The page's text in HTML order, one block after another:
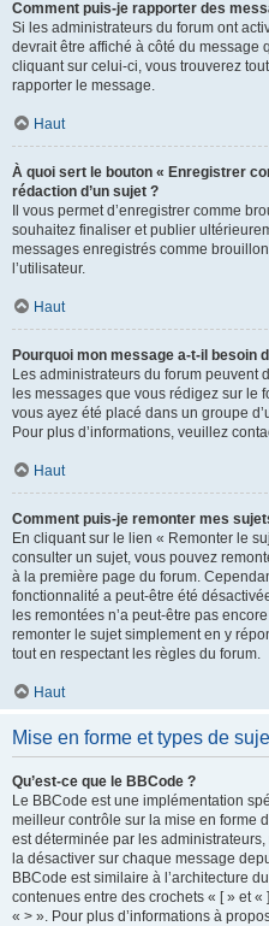
Comment puis-je rapporter des
Si les administrateurs du forum ont
devrait être affiché à côté du message
cliquant sur celui-ci, vous trouverez
rapporter le message.
Haut
À quoi sert le bouton « Enregistrer
rédaction d’un sujet ?
Il vous permet d’enregistrer comme
souhaitez finaliser et publier
messages enregistrés comme
l’utilisateur.
Haut
Pourquoi mon message a-t-il besoin
Les administrateurs du forum peuvent
les messages que vous rédigez sur le
vous ayez été placé dans un groupe
Pour plus d’informations, veuillez
Haut
Comment puis-je remonter mes
En cliquant sur le lien « Remonter le
consulter un sujet, vous pouvez
à la première page du forum.
fonctionnalité a peut-être été
les remontées n’a peut-être pas
remonter le sujet simplement en y
tout en respectant les règles du forum.
Haut
Mise en forme et types de
Qu’est-ce que le BBCode ?
Le BBCode est une implémentation
meilleur contrôle sur la mise en forme
est déterminée par les
la désactiver sur chaque message
BBCode est similaire à l’architecture
contenues entre des crochets « [ » et
« > ». Pour plus d’informations à